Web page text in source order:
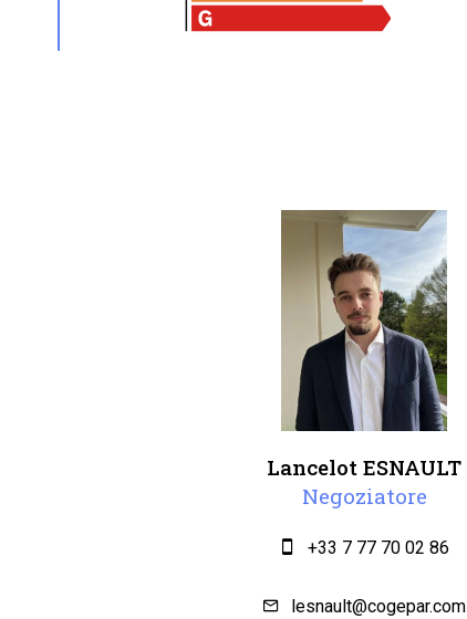
Lancelot ESNAULT
Negoziatore
+33 7 77 70 02 86
lesnault@cogepar.com